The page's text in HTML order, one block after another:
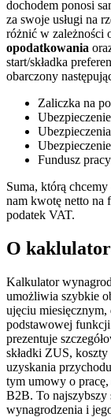
dochodem ponosi
za swoje usługi na
różnić w zależności
opodatkowania
start/składka
obarczony
Zaliczka na
Fundusz pracy
Suma, którą
nam kwotę netto na
podatek VAT.
O
Kalkulator
umożliwia szybkie
ujęciu
podstawowej
prezentuje
składki ZUS,
uzyskania
tym umowy o
B2B. To najszybszy
wynagrodzenia i